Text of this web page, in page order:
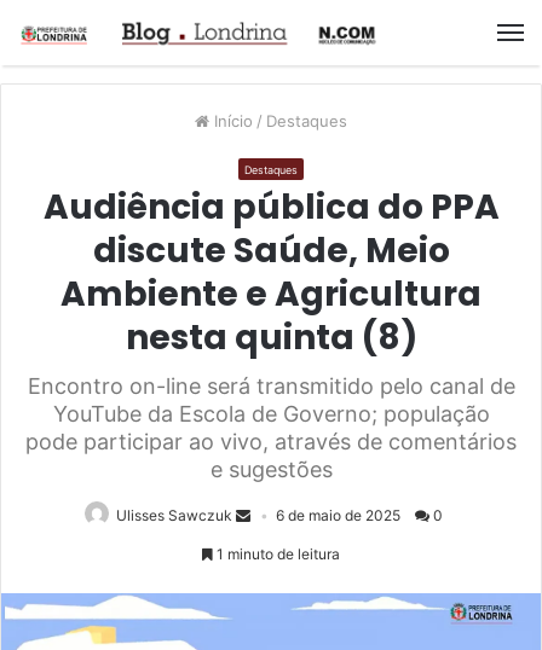
Início / Destaques
Destaques
Audiência pública do PPA
discute Saúde, Meio
Ambiente e Agricultura
nesta quinta (8)
Encontro on-line será transmitido pelo canal de
YouTube da Escola de Governo; população
pode participar ao vivo, através de comentários
e sugestões
Ulisses Sawczuk 6 de maio de 2025 0
1 minuto de leitura